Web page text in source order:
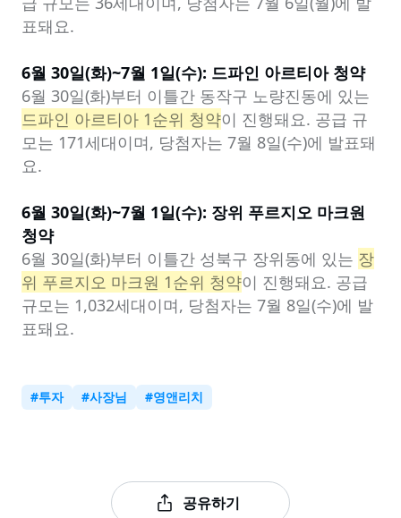
표돼요.
6월 30일(화)~7월 1일(수): 드파인 아르티아 청약
6월 30일(화)부터 이틀간 동작구 노량진동에 있는
드파인 아르티아 1순위 청약이 진행돼요. 공급 규
모는 171세대이며, 당첨자는 7월 8일(수)에 발표돼
요.
6월 30일(화)~7월 1일(수): 장위 푸르지오 마크원
청약
6월 30일(화)부터 이틀간 성북구 장위동에 있는 장
위 푸르지오 마크원 1순위 청약이 진행돼요. 공급
규모는 1,032세대이며, 당첨자는 7월 8일(수)에 발
표돼요.
#투자 #사장님 #영앤리치
공유하기